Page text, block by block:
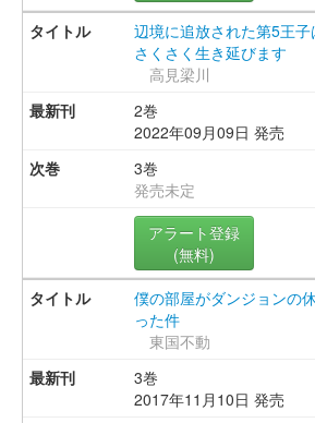
辺境に追放された第5王
さくさく生き延びます
高見梁川
2巻
2022年09月09日 発売
3巻
発売未定
アラート登録
(無料)
僕の部屋がダンジョンの
った件
東国不動
3巻
2017年11月10日 発売